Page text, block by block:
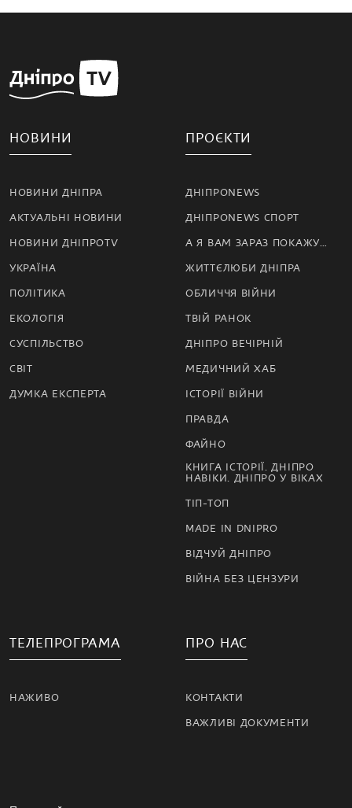
НОВИНИ
НОВИНИ ДНІПРА
АКТУАЛЬНІ НОВИНИ
НОВИНИ ДНІПРОTV
УКРАЇНА
ПОЛІТИКА
ЕКОЛОГІЯ
СУСПІЛЬСТВО
СВІТ
ДУМКА ЕКСПЕРТА
ПРОЄКТИ
ДНІПРОNEWS
ДНІПРОNEWS СПОРТ
А Я ВАМ ЗАРАЗ ПОКАЖУ…
ЖИТТЄЛЮБИ ДНІПРА
ОБЛИЧЧЯ ВІЙНИ
ТВІЙ РАНОК
ДНІПРО ВЕЧІРНІЙ
МЕДИЧНИЙ ХАБ
ІСТОРІЇ ВІЙНИ
ПРАВДА
ФАЙНО
КНИГА ІСТОРІЇ. ДНІПРО
НАВІКИ. ДНІПРО У ВІКАХ
ТІП-ТОП
MADE IN DNIPRO
ВІДЧУЙ ДНІПРО
ВІЙНА БЕЗ ЦЕНЗУРИ
ТЕЛЕПРОГРАМА
НАЖИВО
ПРО НАС
КОНТАКТИ
ВАЖЛИВІ ДОКУМЕНТИ